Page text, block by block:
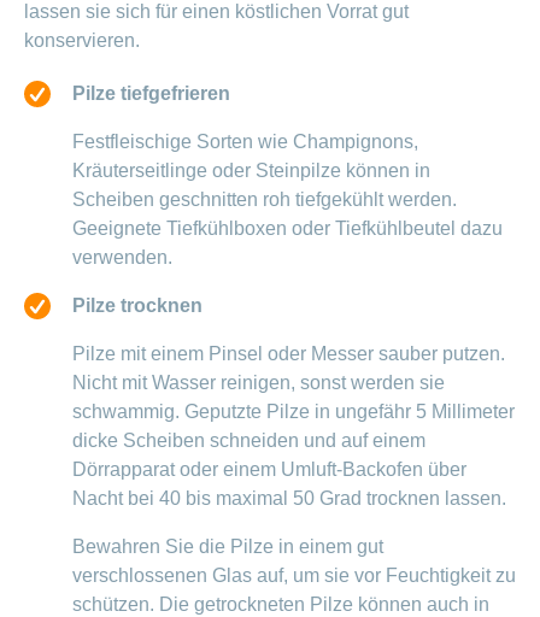
lassen sie sich für einen köstlichen Vorrat gut
konservieren.
Pilze tiefgefrieren
Festfleischige Sorten wie Champignons,
Kräuterseitlinge oder Steinpilze können in
Scheiben geschnitten roh tiefgekühlt werden.
Geeignete Tiefkühlboxen oder Tiefkühlbeutel dazu
verwenden.
Pilze trocknen
Pilze mit einem Pinsel oder Messer sauber putzen.
Nicht mit Wasser reinigen, sonst werden sie
schwammig. Geputzte Pilze in ungefähr 5 Millimeter
dicke Scheiben schneiden und auf einem
Dörrapparat oder einem Umluft-Backofen über
Nacht bei 40 bis maximal 50 Grad trocknen lassen.
Bewahren Sie die Pilze in einem gut
verschlossenen Glas auf, um sie vor Feuchtigkeit zu
schützen. Die getrockneten Pilze können auch in